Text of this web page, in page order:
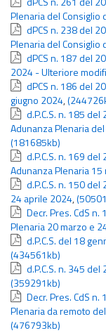
Plenaria del Consiglio
dPCS n. 238 del
Plenaria del Consiglio
dPCS n. 187 del
2024 - Ulteriore
dPCS n. 186 del
giugno 2024,
d.P.C.S. n. 185
Adunanza Plenaria
(181685kb)
d.P.C.S. n. 169
Adunanza Plenaria
d.P.C.S. n. 150
24 aprile 2024,
Decr. Pres. CdS
Plenaria 20 marzo e
d.P.C.S. del 18
(434561kb)
d.P.C.S. n. 345
(359291kb)
Decr. Pres. CdS
Plenaria da remoto
(476793kb)